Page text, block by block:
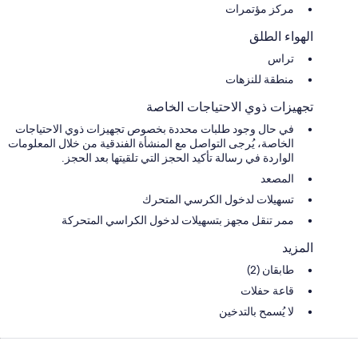
مركز مؤتمرات
الهواء الطلق
تراس
منطقة للنزهات
تجهيزات ذوي الاحتياجات الخاصة
في حال وجود طلبات محددة بخصوص تجهيزات ذوي الاحتياجات
الخاصة، يُرجى التواصل مع المنشأة الفندقية من خلال المعلومات
الواردة في رسالة تأكيد الحجز التي تلقيتها بعد الحجز.
المصعد
تسهيلات لدخول الكرسي المتحرك
ممر تنقل مجهز بتسهيلات لدخول الكراسي المتحركة
المزيد
طابقان (2)
قاعة حفلات
لا يُسمح بالتدخين